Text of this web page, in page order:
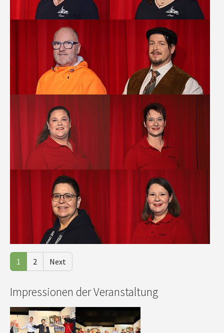
Show larger version Show larger version
Show larger version
Show larger version Show larger version
1 2 Next
Impressionen der Veranstaltung
Show larger versionShow larger version